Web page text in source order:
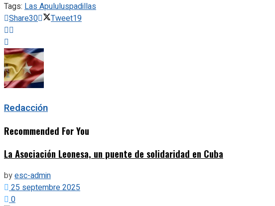
Tags: Las Apululuspadillas
Share30 Tweet19
Redacción
Recommended For You
La Asociación Leonesa, un puente de solidaridad en Cuba
byesc-admin
25 septembre 2025
0